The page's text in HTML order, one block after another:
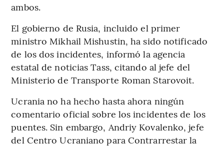
ambos.
El gobierno de Rusia, incluido el primer
ministro Mikhail Mishustin, ha sido notificado
de los dos incidentes, informó la agencia
estatal de noticias Tass, citando al jefe del
Ministerio de Transporte Roman Starovoit.
Ucrania no ha hecho hasta ahora ningún
comentario oficial sobre los incidentes de los
puentes. Sin embargo, Andriy Kovalenko, jefe
del Centro Ucraniano para Contrarrestar la